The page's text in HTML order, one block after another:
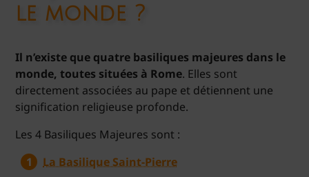
le monde ?
Il n’existe que quatre basiliques majeures dans le
monde, toutes situées à Rome. Elles sont
directement associées au pape et détiennent une
signification religieuse profonde.
Les 4 Basiliques Majeures sont :
La Basilique Saint-Pierre